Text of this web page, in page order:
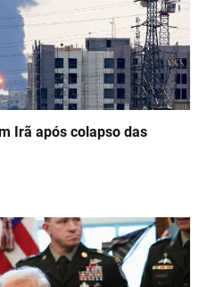
Irã após colapso das